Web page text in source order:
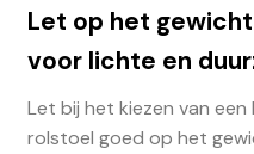
Let op het gewicht
voor lichte en
Let bij het kiezen van
rolstoel goed op het